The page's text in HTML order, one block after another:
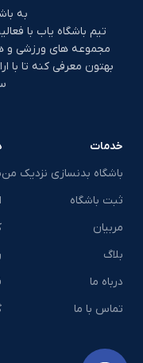
به
تیم باشگاه یاب با
مجموعه های ورزشی و
بهتون معرفی کنه تا با
خدمات
باشگاه بدنسازی نزدیک من
ثبت باشگاه
مربیان
بلاگ
درباه ما
تماس با ما